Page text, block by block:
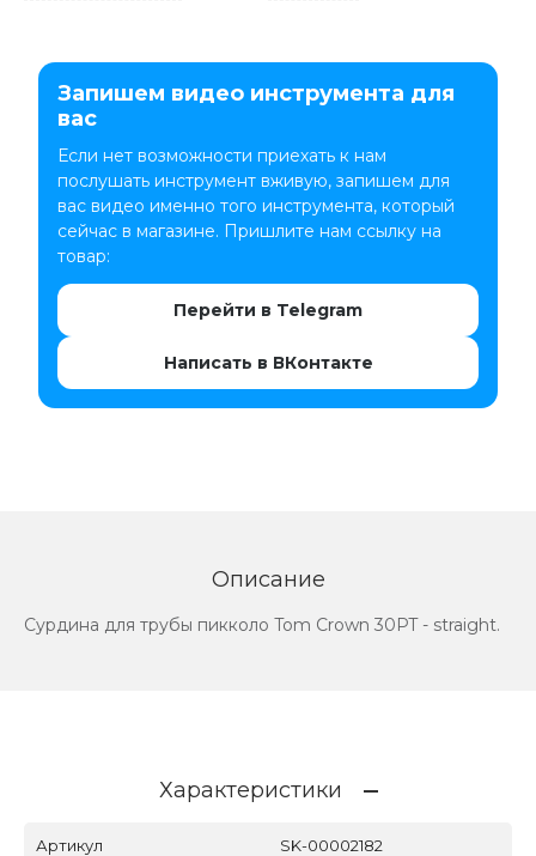
Запишем видео инструмента для
вас
Если нет возможности приехать к нам
послушать инструмент вживую, запишем для
вас видео именно того инструмента, который
сейчас в магазине. Пришлите нам ссылку на
товар:
Перейти в Telegram
Написать в ВКонтакте
Описание
Сурдина для трубы пикколо Tom Crown 30PT - straight.
Характеристики
Артикул SK-00002182